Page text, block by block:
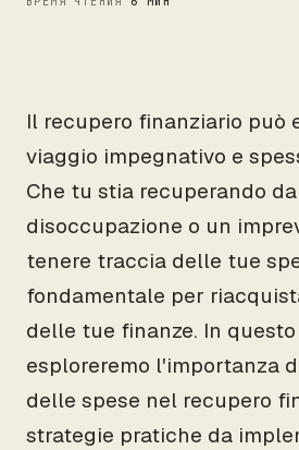
Il recupero finanziario può
viaggio impegnativo e
Che tu stia recuperando
disoccupazione o un
tenere traccia delle tue
fondamentale per
delle tue finanze. In
esploreremo l'importanza
delle spese nel recupero
strategie pratiche da